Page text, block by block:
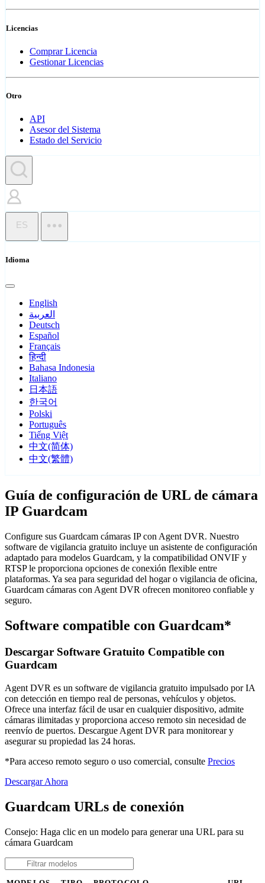
Licencias
Comprar Licencia
Gestionar Licencias
Otro
API
Asesor del Sistema
Estado del Servicio
ES
Idioma
English
العربية
Deutsch
Español
Français
हिन्दी
Bahasa Indonesia
Italiano
日本語
한국어
Polski
Português
Tiếng Việt
中文(简体)
中文(繁體)
Guía de configuración de URL de cámara
IP Guardcam
Configure sus Guardcam cámaras IP con Agent DVR. Nuestro
software de vigilancia gratuito incluye un asistente de configuración
adaptado para modelos Guardcam, y la compatibilidad ONVIF y
RTSP le proporciona opciones de conexión flexible entre
plataformas. Ya sea para seguridad del hogar o vigilancia de oficina,
Guardcam cámaras con Agent DVR ofrecen monitoreo confiable y
seguro.
Software compatible con Guardcam*
Descargar Software Gratuito Compatible con
Guardcam
Agent DVR es un software de vigilancia gratuito impulsado por IA
con detección en tiempo real de personas, vehículos y objetos.
Ofrece una interfaz fácil de usar en cualquier dispositivo, admite
cámaras ilimitadas y proporciona acceso remoto sin necesidad de
reenvío de puertos. Descargue Agent DVR para monitorear y
asegurar su propiedad las 24 horas.
*Para acceso remoto seguro o uso comercial, consulte Precios
Descargar Ahora
Guardcam URLs de conexión
Consejo: Haga clic en un modelo para generar una URL para su
cámara Guardcam